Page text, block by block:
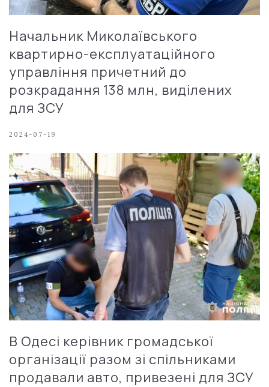
Начальник Миколаївського
квартирно-експлуатаційного
управління причетний до
розкрадання 138 млн, виділених
для ЗСУ
2024-07-19
В Одесі керівник громадської
організації разом зі спільниками
продавали авто, привезені для ЗСУ